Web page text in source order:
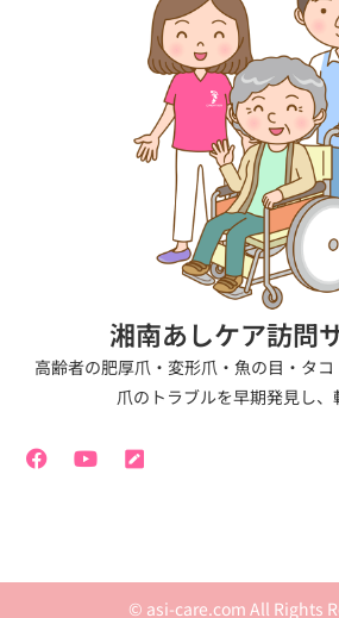
湘南あしケア訪問
高齢者の肥厚爪・変形爪・魚の目・タ
爪のトラブルを早期発見し、
a
c
-
o
u
e
n
r
© asi-care.com All Rights